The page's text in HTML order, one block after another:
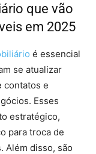
que vão
em 2025
é essencial
se atualizar
contatos e
Esses
estratégico,
para troca de
Além disso, são